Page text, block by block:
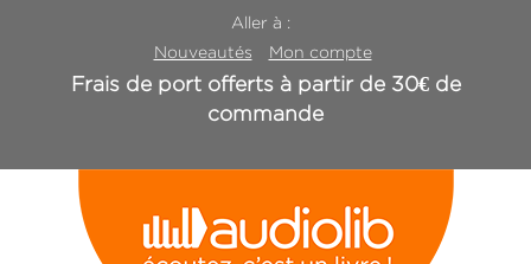
Aller à :
Nouveautés
Mon compte
Frais de port offerts à partir de 30€ de
commande